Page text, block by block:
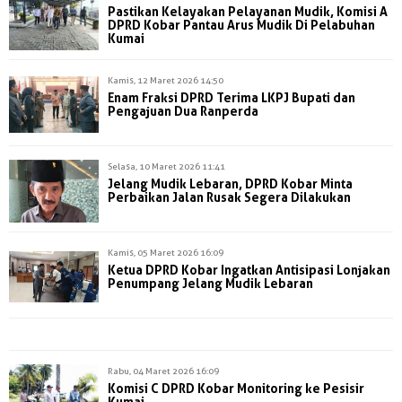
Pastikan Kelayakan Pelayanan Mudik, Komisi A
DPRD Kobar Pantau Arus Mudik Di Pelabuhan
Kumai
Kamis, 12 Maret 2026 14:50
Enam Fraksi DPRD Terima LKPJ Bupati dan
Pengajuan Dua Ranperda
Selasa, 10 Maret 2026 11:41
Jelang Mudik Lebaran, DPRD Kobar Minta
Perbaikan Jalan Rusak Segera Dilakukan
Kamis, 05 Maret 2026 16:09
Ketua DPRD Kobar Ingatkan Antisipasi Lonjakan
Penumpang Jelang Mudik Lebaran
Rabu, 04 Maret 2026 16:09
Komisi C DPRD Kobar Monitoring ke Pesisir